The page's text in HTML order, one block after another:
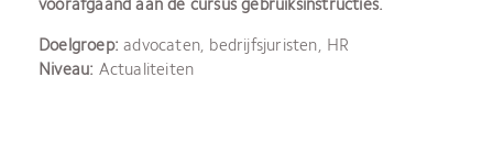
voorafgaand aan de cursus gebruiksinstructies.
Doelgroep:advocaten, bedrijfsjuristen, HR
Niveau: Actualiteiten